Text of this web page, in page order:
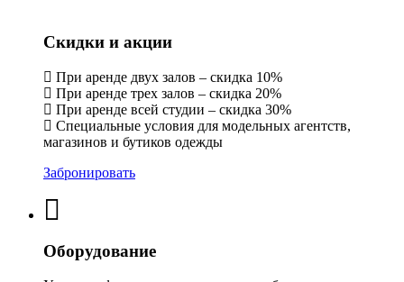
Скидки и акции
При аренде двух залов – скидка 10%
При аренде трех залов – скидка 20%
При аренде всей студии – скидка 30%
Специальные условия для модельных агентств,
магазинов и бутиков одежды
Забронировать
Оборудование